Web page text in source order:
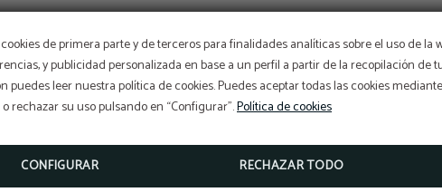
de primera parte y de terceros para finalidades analíticas sobre el uso de la
y publicidad personalizada en base a un perfil a partir de la recopilación de
puedes leer nuestra política de cookies. Puedes aceptar todas las cookies
rechazar su uso pulsando en “Configurar”.Política de cookies
CONFIGURAR RECHAZAR TODO